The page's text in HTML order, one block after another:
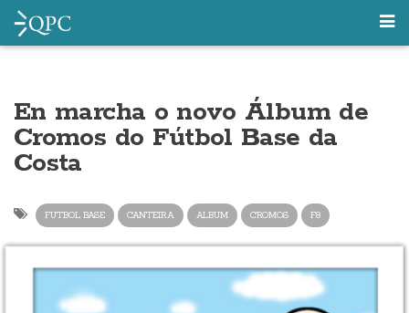
En marcha o novo Álbum de
Cromos do Fútbol Base da
Costa
FUTBOL BASE CANTEIRA ALBUM CROMOS F8